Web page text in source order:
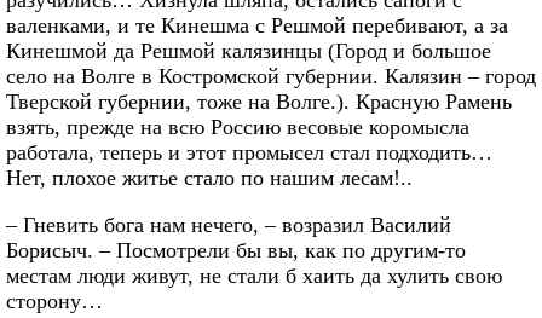
валенками, и те Кинешма с Решмой перебивают, а за
Кинешмой да Решмой калязинцы (Город и большое
село на Волге в Костромской губернии. Калязин – город
Тверской губернии, тоже на Волге.). Красную Рамень
взять, прежде на всю Россию весовые коромысла
работала, теперь и этот промысел стал подходить…
Нет, плохое житье стало по нашим лесам!..
– Гневить бога нам нечего, – возразил Василий
Борисыч. – Посмотрели бы вы, как по другим-то
местам люди живут, не стали б хаить да хулить свою
сторону…